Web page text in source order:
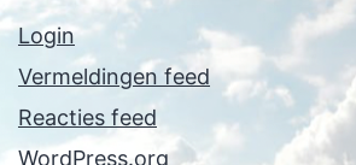
Login
Vermeldingen feed
Reacties feed
WordPress.org